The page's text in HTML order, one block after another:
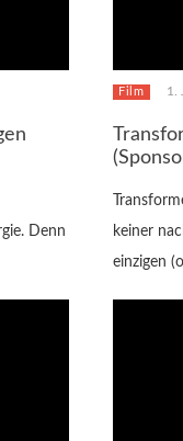
Denn
Film 1.
keiner
einzigen